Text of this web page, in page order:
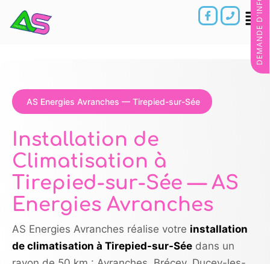
AS Energies Avranches — Tirepied-sur-Sée
Installation de
Climatisation à
Tirepied-sur-Sée — AS
Energies Avranches
AS Energies Avranches réalise votre installation
de climatisation à Tirepied-sur-Sée dans un